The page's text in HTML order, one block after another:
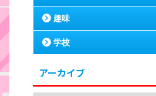
趣味
学校
アーカイブ